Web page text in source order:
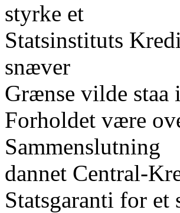
styrke et
Statsinstituts
snæver
Grænse vilde staa
Forholdet være
Sammenslutning
dannet Central-
Statsgaranti for